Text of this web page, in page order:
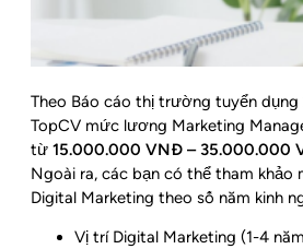
Theo Báo cáo thị trường tuyển dụng
TopCV mức lương Marketing
từ 15.000.000 VNĐ – 35.000.000
Ngoài ra, các bạn có thể tham khảo
Digital Marketing theo số năm kinh
Vị trí Digital Marketing (1-4